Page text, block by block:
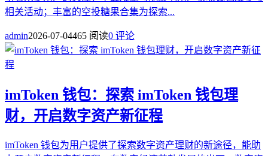
相关活动；丰富的空投糖果合集为探索...
admin2026-07-04465 阅读0 评论
imToken 钱包：探索 imToken 钱包理
财，开启数字资产新征程
imToken 钱包为用户提供了探索数字资产理财的新途径，能助